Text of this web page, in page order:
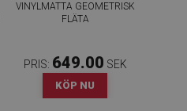
VINYLMATTA GEOMETRISK
FLÄTA
PRIS: 649.00 SEK
KÖP NU